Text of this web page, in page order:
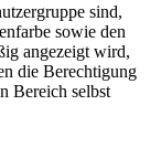
sind,
sowie den
angezeigt wird,
die Berechtigung
Bereich selbst